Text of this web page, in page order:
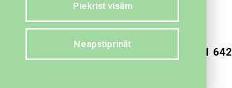
28 331 642
Piekrist visām
Neapstiprināt